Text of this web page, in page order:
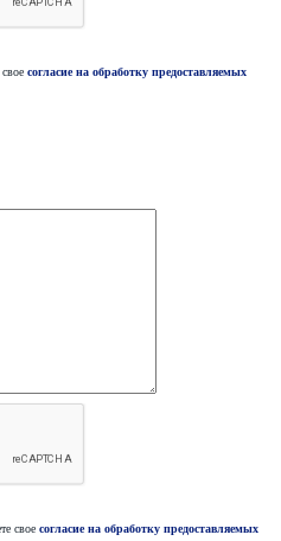
согласие на обработку предоставляемых
свое согласие на обработку предоставляемых